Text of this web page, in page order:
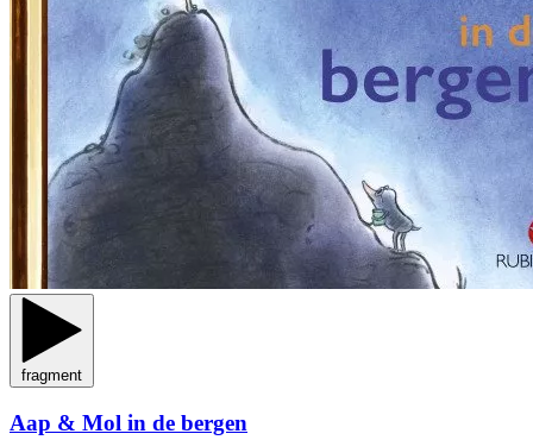
fragment
Aap & Mol in de bergen